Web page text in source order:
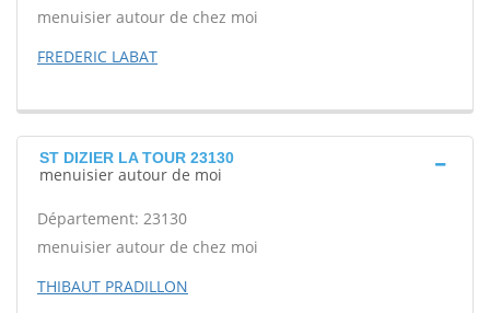
menuisier autour de chez moi
FREDERIC LABAT
ST DIZIER LA TOUR 23130
menuisier autour de moi
Département: 23130
menuisier autour de chez moi
THIBAUT PRADILLON